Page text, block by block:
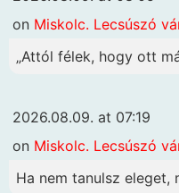
on Miskolc. Lecsúszó
„Attól félek, hogy ott
2026.08.09. at 07:19
on Miskolc. Lecsúszó
Ha nem tanulsz eleget,